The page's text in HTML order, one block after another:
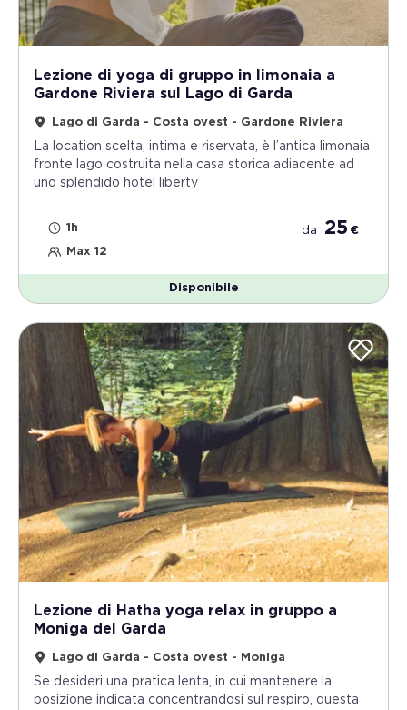
Lezione di yoga di gruppo in limonaia a
Gardone Riviera sul Lago di Garda
Lago di Garda - Costa ovest - Gardone Riviera
La location scelta, intima e riservata, è l’antica limonaia
fronte lago costruita nella casa storica adiacente ad
uno splendido hotel liberty
1h
Max 12
da 25 €
Disponibile
Lezione di Hatha yoga relax in gruppo a
Moniga del Garda
Lago di Garda - Costa ovest - Moniga
Se desideri una pratica lenta, in cui mantenere la
posizione indicata concentrandosi sul respiro, questa